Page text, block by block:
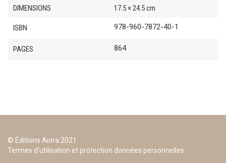
DIMENSIONS 17.5 × 24.5 cm
ISBN 978-960-7872-40-1
PAGES 864
© Éditions Aiora 2021
Termes d’utilisation et protection données personnelles